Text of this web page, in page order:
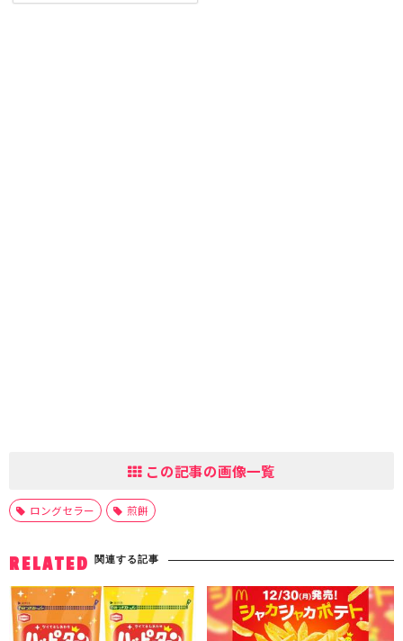
この記事の画像一覧
ロングセラー 煎餅
RELATED 関連する記事